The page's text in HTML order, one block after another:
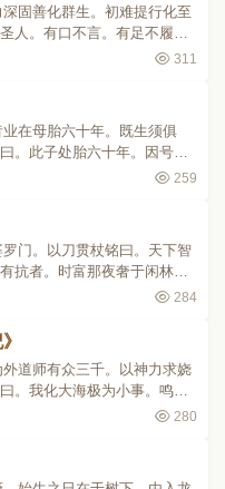
固善化群生。初难提行化至
人。有口不言。有足不履。
求弟子。长者曰。我有一 311
在母胎六十年。既生须俱
。此子处胎六十年。因号难
戒之日祥光烛座。感舍利三
259
门。以刀贯杖铭曰。天下智
抗者。时富那夜奢于闲林中
法空无我无人。往谓之曰。
284
道师有众三千。以神力求娆
。我化大海极为小事。鸣
山河大地依之建立。三昧六
280